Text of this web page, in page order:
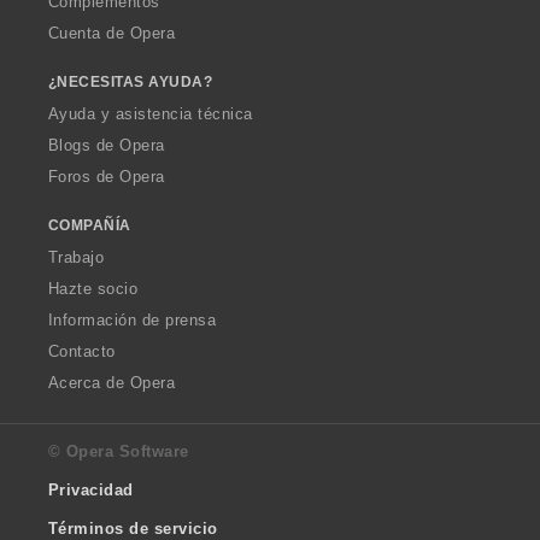
Cuenta de Opera
¿NECESITAS AYUDA?
Ayuda y asistencia técnica
Blogs de Opera
Foros de Opera
COMPAÑÍA
Trabajo
Hazte socio
Información de prensa
Contacto
Acerca de Opera
© Opera Software
Privacidad
Términos de servicio